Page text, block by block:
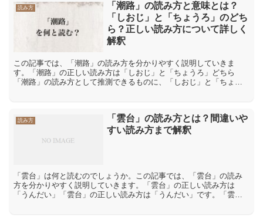
読み方
「潮路」の読み方と意味とは？
「しおじ」と「ちょうろ」のどち
ら？正しい読み方について詳しく
解釈
この記事では、「潮路」の読み方を分かりやすく説明していきま
す。「潮路」の正しい読み方は「しおじ」と「ちょうろ」どちら
「潮路」の読み方として推測できるものに、「しおじ」と「ちょう
読み方
「雲台」の読み方とは？間違いや
すい読み方まで解釈
「雲台」は何と読むのでしょうか。この記事では、「雲台」の読み
方を分かりやすく説明していきます。「雲台」の正しい読み方は
「うんだい」「雲台」の正しい読み方は「うんだい」です。「雲」